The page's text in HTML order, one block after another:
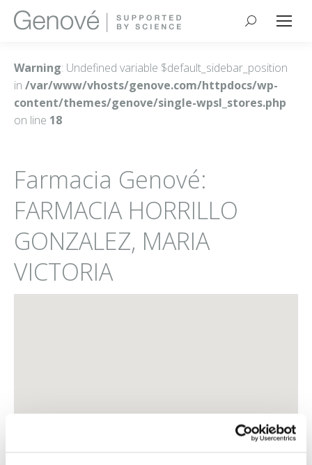
Buscar:
Warning: Undefined variable $default_sidebar_position
in /var/www/vhosts/genove.com/httpdocs/wp-
content/themes/genove/single-wpsl_stores.php
on line 18
Farmacia Genové:
FARMACIA HORRILLO
GONZALEZ, MARIA
VICTORIA